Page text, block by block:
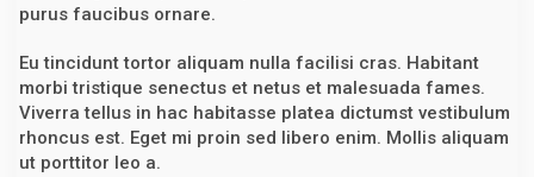
purus faucibus ornare.
Eu tincidunt tortor aliquam nulla facilisi cras. Habitant
morbi tristique senectus et netus et malesuada fames.
Viverra tellus in hac habitasse platea dictumst vestibulum
rhoncus est. Eget mi proin sed libero enim. Mollis aliquam
ut porttitor leo a.